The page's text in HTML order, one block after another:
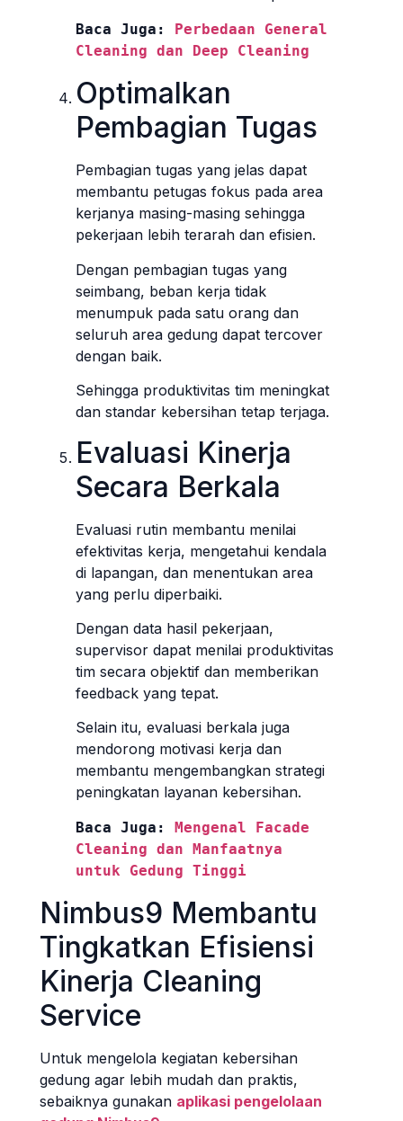
Baca Juga:
Perbedaan General
Cleaning dan Deep Cleaning
Optimalkan
Pembagian Tugas
Pembagian tugas yang jelas dapat
membantu petugas fokus pada area
kerjanya masing-masing sehingga
pekerjaan lebih terarah dan efisien.
Dengan pembagian tugas yang
seimbang, beban kerja tidak
menumpuk pada satu orang dan
seluruh area gedung dapat tercover
dengan baik.
Sehingga produktivitas tim meningkat
dan standar kebersihan tetap terjaga.
Evaluasi Kinerja
Secara Berkala
Evaluasi rutin membantu menilai
efektivitas kerja, mengetahui kendala
di lapangan, dan menentukan area
yang perlu diperbaiki.
Dengan data hasil pekerjaan,
supervisor dapat menilai produktivitas
tim secara objektif dan memberikan
feedback yang tepat.
Selain itu, evaluasi berkala juga
mendorong motivasi kerja dan
membantu mengembangkan strategi
peningkatan layanan kebersihan.
Baca Juga:
Mengenal Facade
Cleaning dan Manfaatnya
untuk Gedung Tinggi
Nimbus9 Membantu
Tingkatkan Efisiensi
Kinerja Cleaning
Service
Untuk mengelola kegiatan kebersihan
gedung agar lebih mudah dan praktis,
sebaiknya gunakan aplikasi pengelolaan